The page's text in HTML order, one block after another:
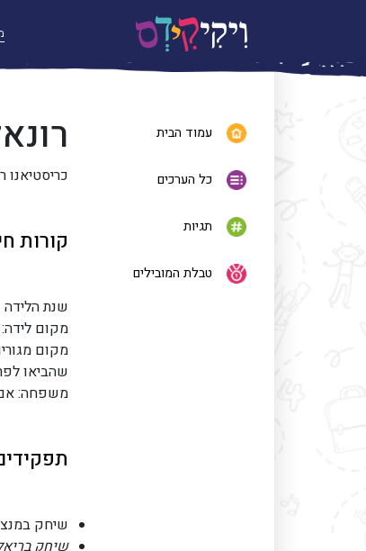
עמוד הבית
כל הערכים
תגיות
טבלת המובילים
קורות
שנת הלידה
מקום
מקום
שהביאו
משפחה: אם:
שיחק
שיחק בריאל